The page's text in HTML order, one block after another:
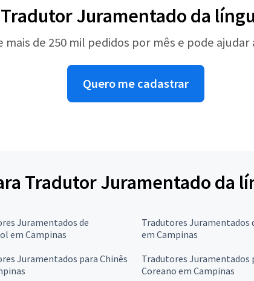
Juramentado da
mais de 250 mil pedidos por mês e pode
Quero me cadastrar
Tradutor Juramentado da
Juramentados de
em Campinas
Tradutores Juramentados
em Campinas
Juramentados para Chinês
Tradutores Juramentados
Coreano em Campinas